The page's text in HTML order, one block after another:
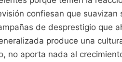
confiesan que suavizan
de desprestigio que
produce una
no aporta nada al